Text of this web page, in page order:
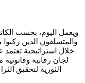
ويعمل اليوم، بحسب
والمتسلقون الذين
خلال استراتيجية
لجان رقابية
الثورية لتحقيق